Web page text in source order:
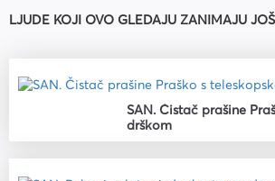
LJUDE KOJI OVO GLEDAJU ZANIMAJU JOŠ
SAN. Čistač prašine
drškom